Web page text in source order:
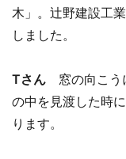
木」。辻野建設工
しました。
Tさん 窓の向こう
の中を見渡した時
ります。